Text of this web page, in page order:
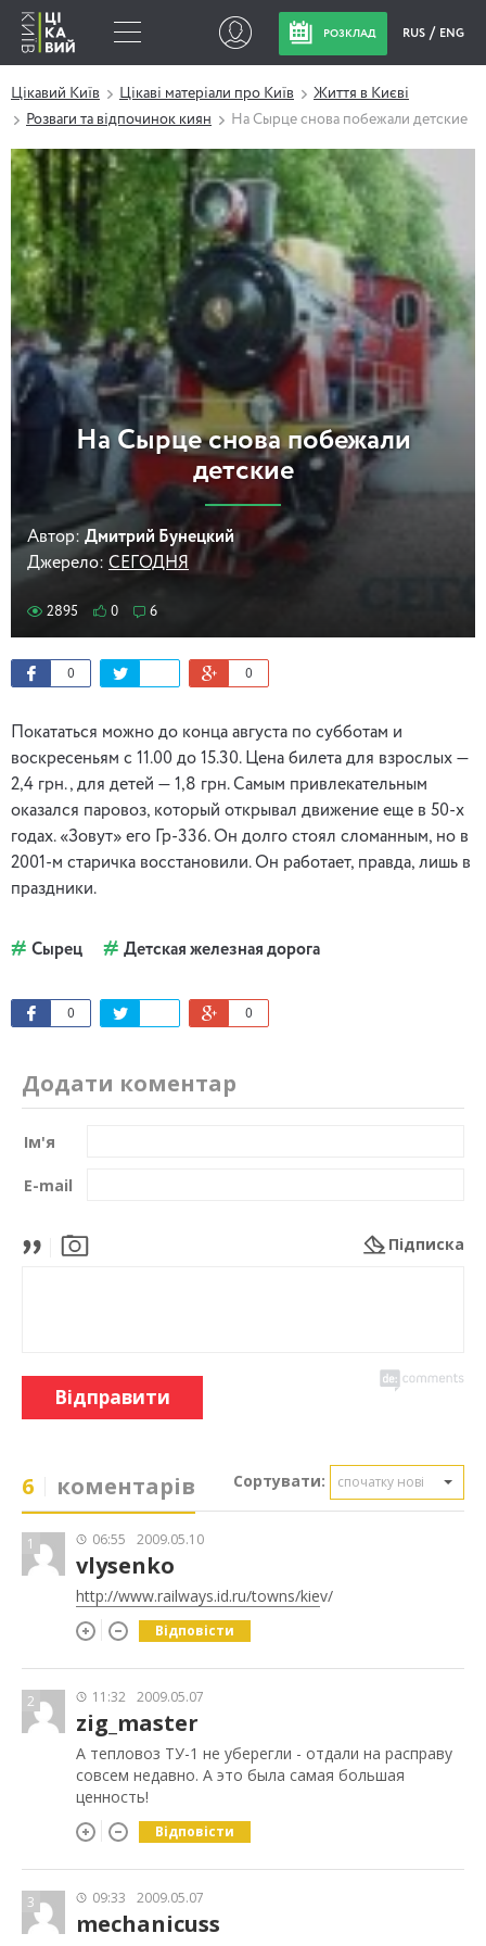
РОЗКЛАД RUS ENG
Цікавий Київ Цікаві матеріали про Київ
Життя в Києві
Розваги та відпочинок киян
На Сырце снова побежали детские
На Сырце снова побежали
детские
Автор: Дмитрий Бунецкий
Джерело: СЕГОДНЯ
2895 0 6
0 0
Покататься можно до конца августа по субботам и
воскресеньям с 11.00 до 15.30. Цена билета для взрослых —
2,4 грн., для детей — 1,8 грн. Самым привлекательным
оказался паровоз, который открывал движение еще в 50-х
годах. «Зовут» его Гр-336. Он долго стоял сломанным, но в
2001-м старичка восстановили. Он работает, правда, лишь в
праздники.
Сырец Детская железная дорога
0 0
Додати коментар
Ім'я
E-mail
Підписка
Відправити
6 коментарів Сортувати: спочатку нові
1 06:55 2009.05.10
vlysenko
http://www.railways.id.ru/towns/kiev/
Відповісти
2 11:32 2009.05.07
zig_master
А тепловоз ТУ-1 не уберегли - отдали на расправу
совсем недавно. А это была самая большая
ценность!
Відповісти
3 09:33 2009.05.07
mechanicuss